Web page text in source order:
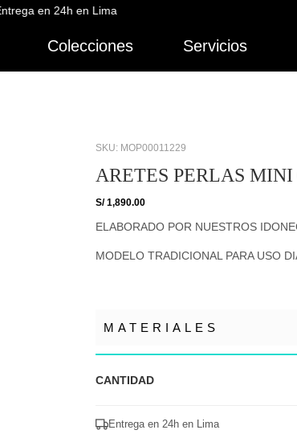
en 24h en Lima
Colecciones Servicios
SKU: MOP00011229
ARETES PERLAS MINI
S/1,890.00
ELABORADO POR NUESTROS
MODELO TRADICIONAL PARA USO
MATERIALES
CANTIDAD
Entrega en 24h en Lima